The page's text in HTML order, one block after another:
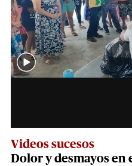
Videos sucesos
Dolor y desmayos en